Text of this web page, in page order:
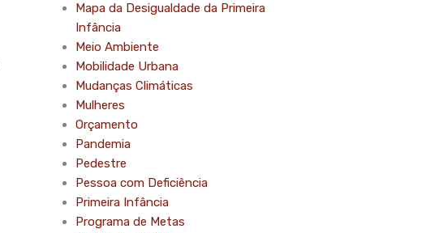
Mapa da Desigualdade da Primeira
Infância
Meio Ambiente
Mobilidade Urbana
Mudanças Climáticas
Mulheres
Orçamento
Pandemia
Pedestre
Pessoa com Deficiência
Primeira Infância
Programa de Metas